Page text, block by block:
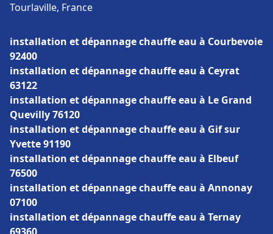
Tourlaville, France
installation et dépannage chauffe eau à Courbevoie
92400
installation et dépannage chauffe eau à Ceyrat
63122
installation et dépannage chauffe eau à Le Grand
Quevilly 76120
installation et dépannage chauffe eau à Gif sur
Yvette 91190
installation et dépannage chauffe eau à Elbeuf
76500
installation et dépannage chauffe eau à Annonay
07100
installation et dépannage chauffe eau à Ternay